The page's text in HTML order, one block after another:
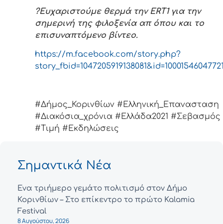
?Ευχαριστούμε θερμά την ERT1 για την
σημερινή της φιλοξενία απ όπου και το
επισυναπτόμενο βίντεο.
https://m.facebook.com/story.php?
#Δήμος_Κορινθίων #Ελληνική_Επανασταση
#Διακόσια_χρόνια #Ελλάδα2021 #Σεβασμός
#Τιμή #Εκδηλώσεις
Σημαντικά Νέα
Ένα τριήμερο γεμάτο πολιτισμό στον Δήμο
Κορινθίων – Στο επίκεντρο το πρώτο Kalamia
Festival
8 Αυγούστου, 2026